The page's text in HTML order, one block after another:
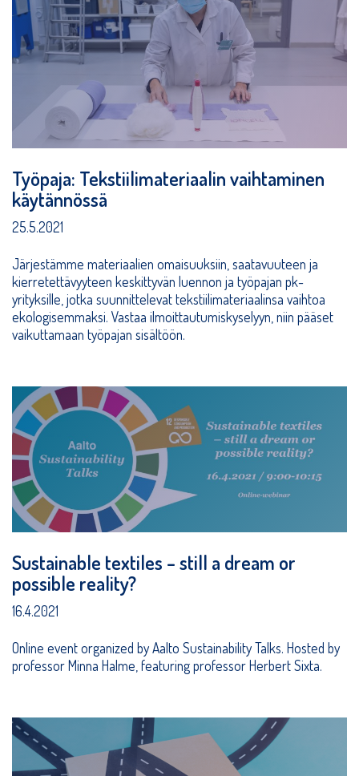
Työpaja: Tekstiilimateriaalin vaihtaminen
käytännössä
25.5.2021
Järjestämme materiaalien omaisuuksiin, saatavuuteen ja
kierretettävyyteen keskittyvän luennon ja työpajan pk-
yrityksille, jotka suunnittelevat tekstiilimateriaalinsa vaihtoa
ekologisemmaksi. Vastaa ilmoittautumiskyselyyn, niin pääset
vaikuttamaan työpajan sisältöön.
Sustainable textiles – still a dream or
possible reality?
16.4.2021
Online event organized by Aalto Sustainability Talks. Hosted by
professor Minna Halme, featuring professor Herbert Sixta.